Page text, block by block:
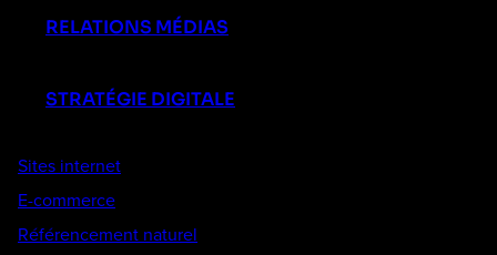
RELATIONS MÉDIAS
STRATÉGIE DIGITALE
Sites internet
E-commerce
Référencement naturel